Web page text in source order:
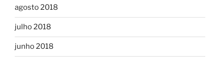
agosto 2018
julho 2018
junho 2018